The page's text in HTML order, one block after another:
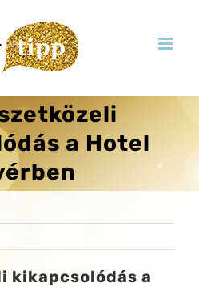
a Hotel
kikapcsolódás a